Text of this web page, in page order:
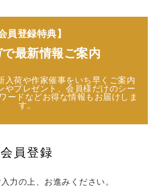
員登録特典】
で最新情報ご案内
入荷や作家催事をいち早くご案内
やプレゼント、会員様だけのシー
ードなどお得な情報もお届けしま
す。
会員登録
力の上、お進みください。